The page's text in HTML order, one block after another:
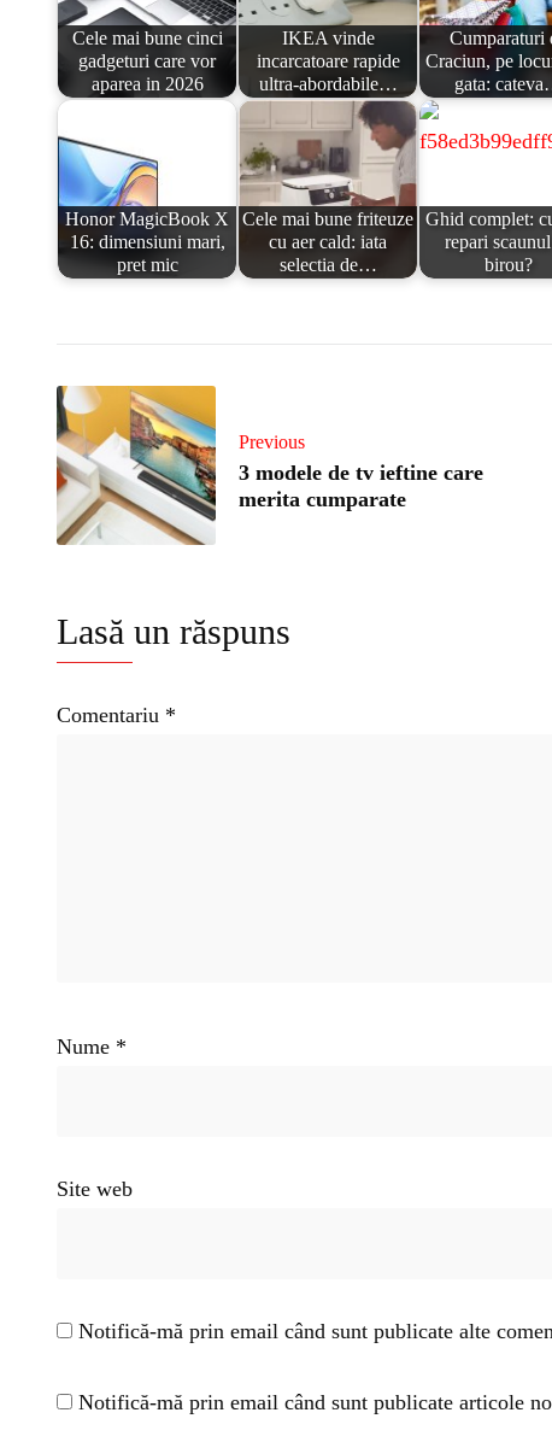
Cele mai bune cinci
gadgeturi care vor
aparea in 2026
IKEA vinde
incarcatoare rapide
ultra-abordabile…
Cumparaturi
Craciun, pe
gata:
Honor MagicBook X
16: dimensiuni mari,
pret mic
Cele mai bune friteuze
cu aer cald: iata
selectia de…
Ghid complet:
repari
birou?
Previous
3 modele de tv ieftine care
merita cumparate
Lasă un răspuns
Comentariu *
Nume *
Site web
Notifică-mă prin email când sunt publicate alte
Notifică-mă prin email când sunt publicate articole